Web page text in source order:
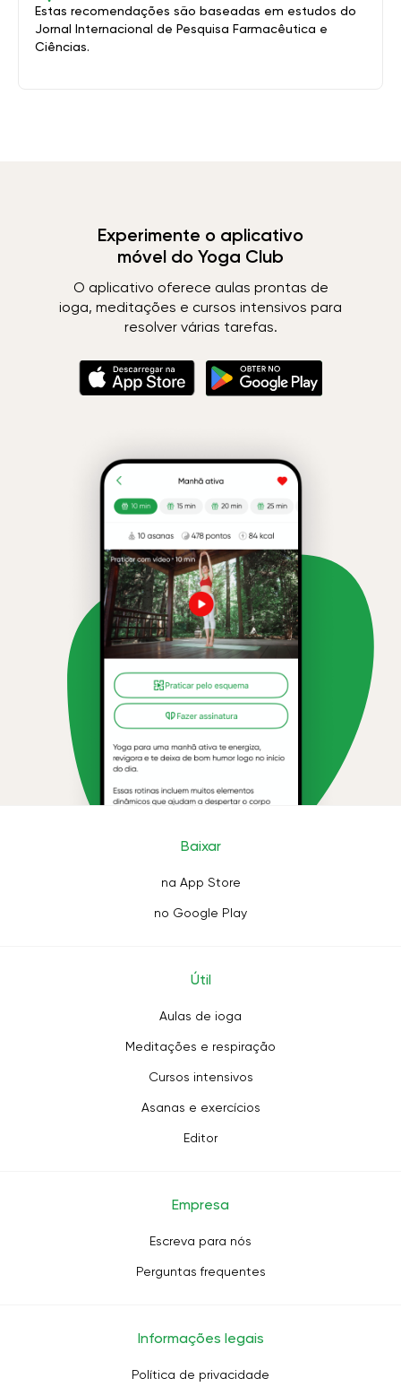
Estas recomendações são baseadas em estudos do
Jornal Internacional de Pesquisa Farmacêutica e
Ciências.
Experimente o aplicativo
móvel do Yoga Club
O aplicativo oferece aulas prontas de
ioga, meditações e cursos intensivos para
resolver várias tarefas.
Baixar
na App Store
no Google Play
Útil
Aulas de ioga
Meditações e respiração
Cursos intensivos
Asanas e exercícios
Editor
Empresa
Escreva para nós
Perguntas frequentes
Informações legais
Política de privacidade